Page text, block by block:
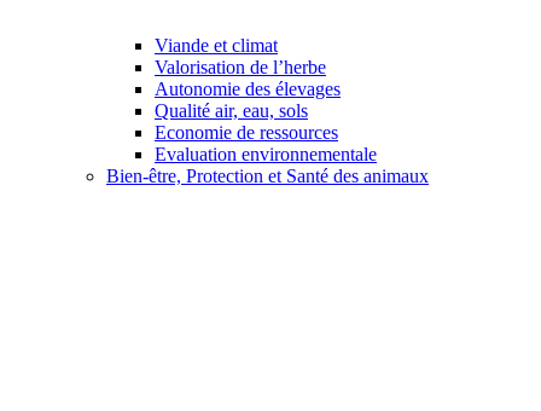
Viande et climat
Valorisation de l’herbe
Autonomie des élevages
Qualité air, eau, sols
Economie de ressources
Evaluation environnementale
Bien-être, Protection et Santé des animaux